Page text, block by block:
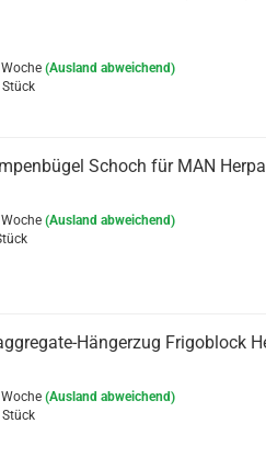
(Ausland abweichend)
Schoch für MAN Herpa
(Ausland abweichend)
Hängerzug Frigoblock
(Ausland abweichend)